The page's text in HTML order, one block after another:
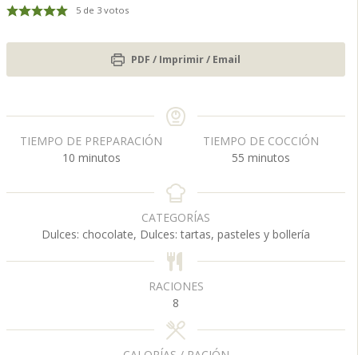
5de 3votos
PDF / Imprimir / Email
TIEMPO DE PREPARACIÓN
10m
n
o
s
minutos
TIEMPO DE COCCIÓN
55m
n
o
s
minutos
CATEGORÍAS
Dulces: chocolate, Dulces: tartas, pasteles y bollería
RACIONES
8